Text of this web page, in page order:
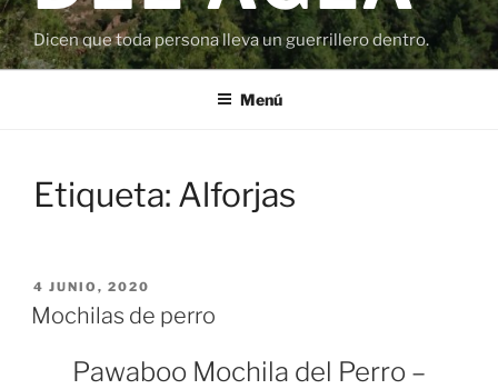
Dicen que toda persona lleva un guerrillero dentro.
Menú
Etiqueta: Alforjas
PUBLICADO
EL
4 JUNIO, 2020
Mochilas de perro
Pawaboo Mochila del Perro –